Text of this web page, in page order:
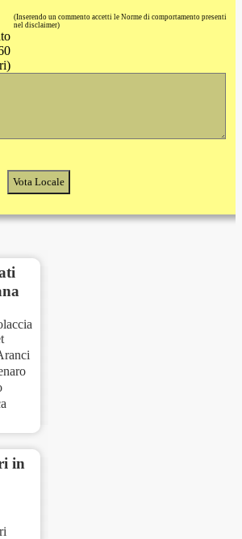
(Inserendo un commento accetti le Norme di comportamento presenti
nel disclaimer)
in